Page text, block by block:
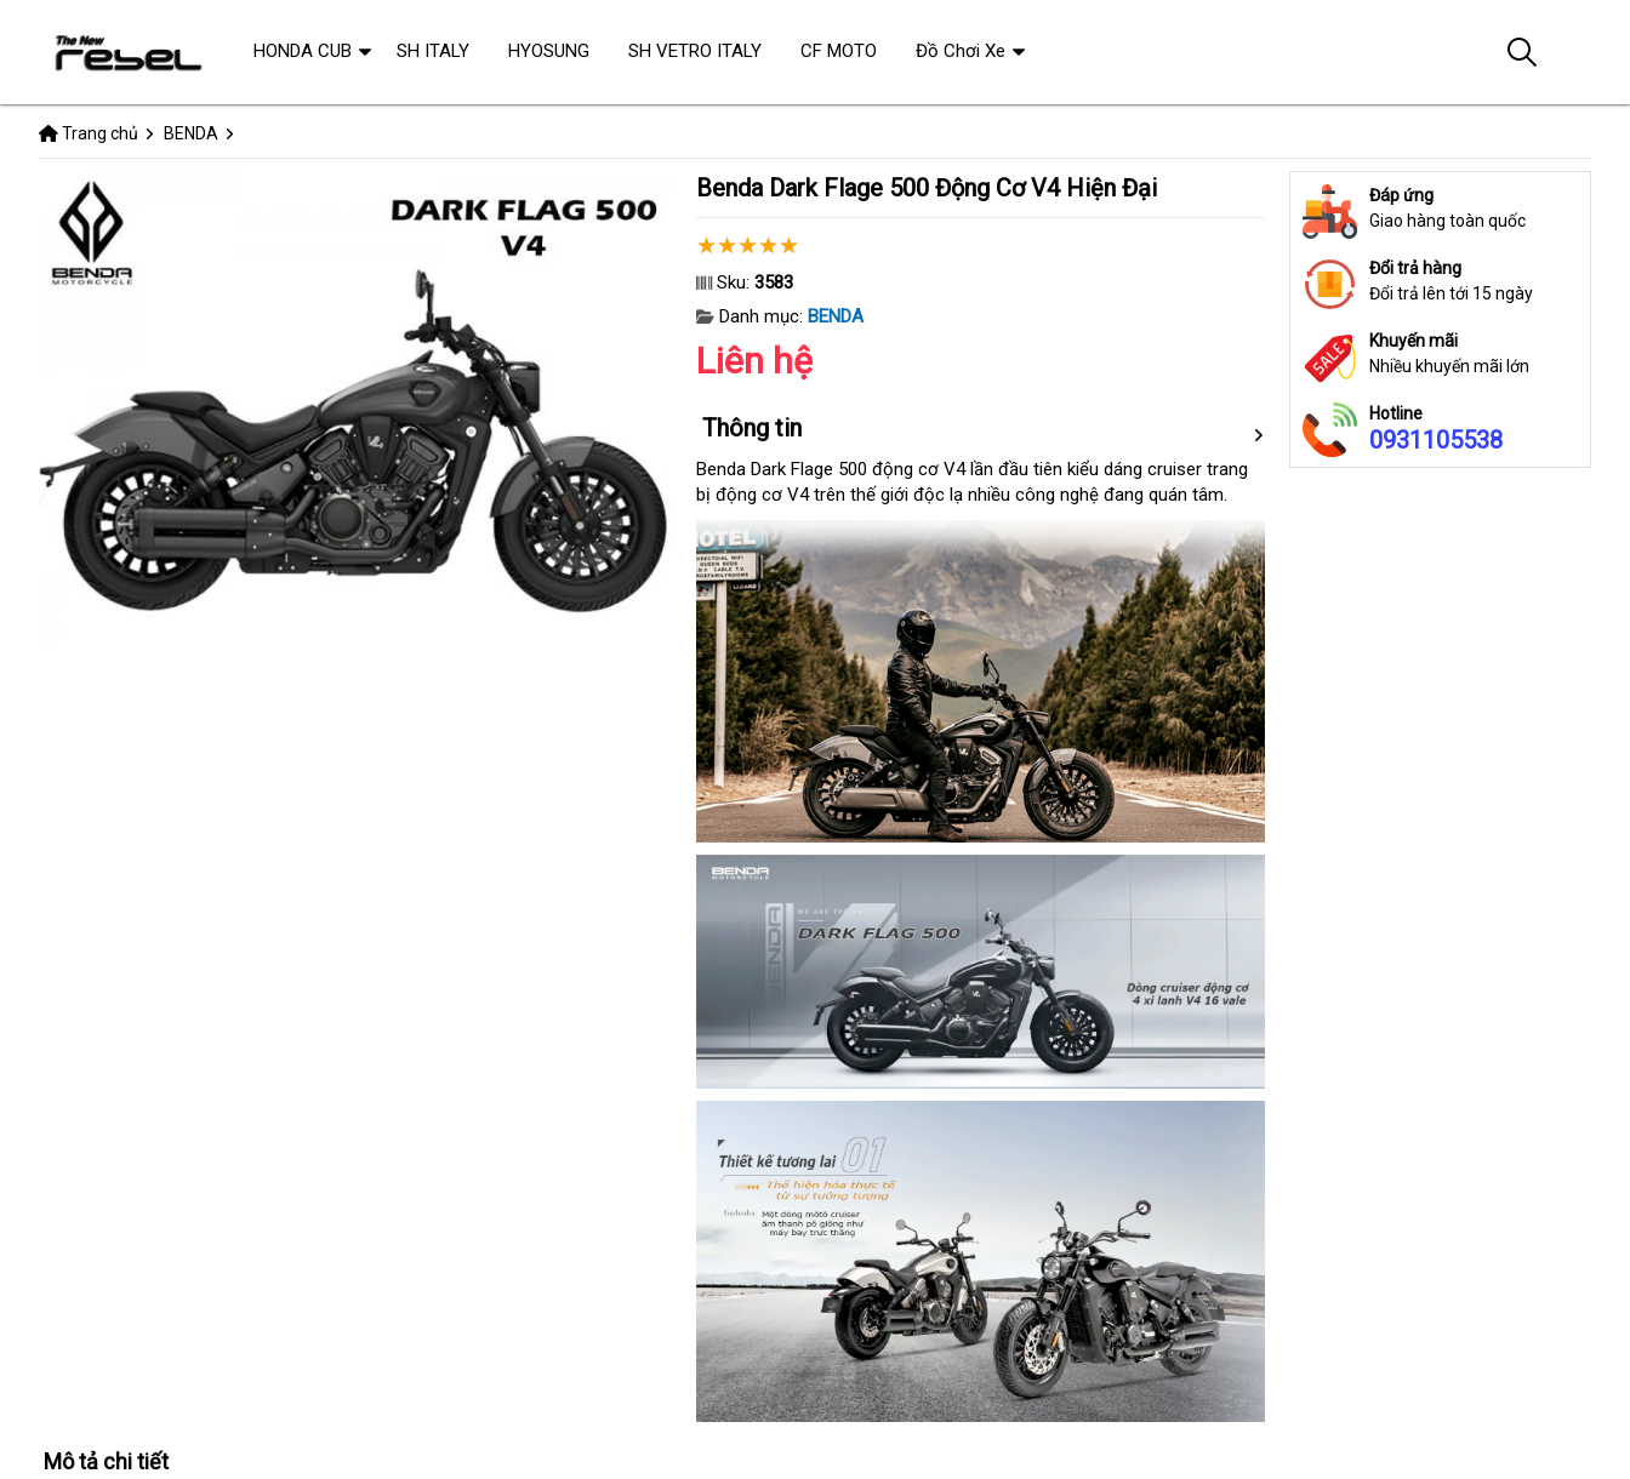
Trang chủ BENDA
Benda Dark Flage 500 Động Cơ V4 Hiện Đại
Sku: 3583
Danh mục: BENDA
Liên hệ
Thông tin
Benda Dark Flage 500 động cơ V4 lần đầu tiên kiểu dáng cruiser trang
bị động cơ V4 trên thế giới độc lạ nhiều công nghệ đang quán tâm.
Đáp ứng
Giao hàng toàn quốc
Đổi trả hàng
Đổi trả lên tới 15 ngày
Khuyến mãi
Nhiều khuyến mãi lớn
Hotline
0931105538
Mô tả chi tiết
HONDA CUB SH ITALY HYOSUNG SH VETRO ITALY CF MOTO Đồ Chơi Xe